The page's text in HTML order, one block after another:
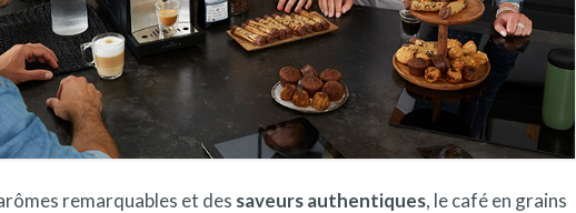
remarquables et des saveurs authentiques, le café en grains